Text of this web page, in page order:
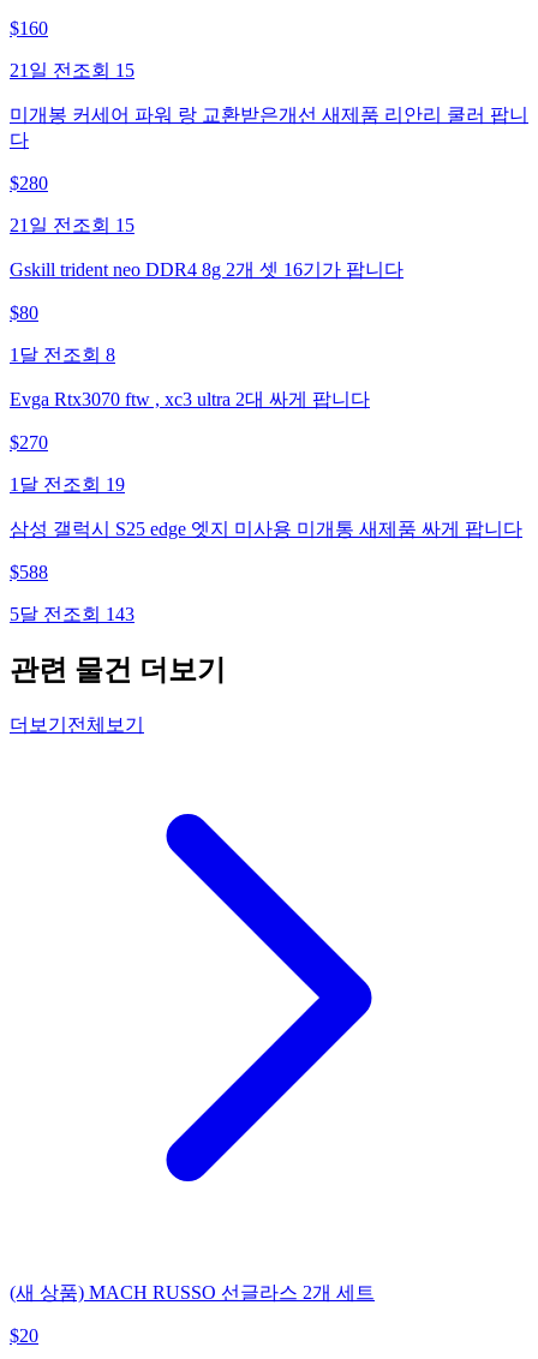
$160
21일 전 조회 15
미개봉 커세어 파워 랑 교환받은개선 새제품 리안리 쿨러 팝니
다
$280
21일 전 조회 15
Gskill trident neo DDR4 8g 2개 셋 16기가 팝니다
$80
1달 전 조회 8
Evga Rtx3070 ftw , xc3 ultra 2대 싸게 팝니다
$270
1달 전 조회 19
삼성 갤럭시 S25 edge 엣지 미사용 미개통 새제품 싸게 팝니다
$588
5달 전 조회 143
관련 물건 더보기
더보기 전체보기
(새 상품) MACH RUSSO 선글라스 2개 세트
$20